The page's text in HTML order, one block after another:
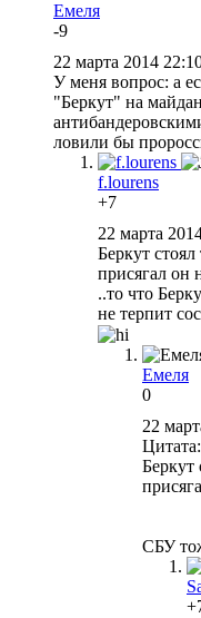
Емеля
-9
22 марта 2014
У меня вопрос: а
"Беркут" на
ловили бы
f.lourens
+7
22 марта
Беркут
присягал он
..то что
не терпит
Емеля
0
22
Беркут
СБУ